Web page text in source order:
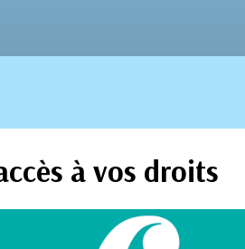
à vos droits